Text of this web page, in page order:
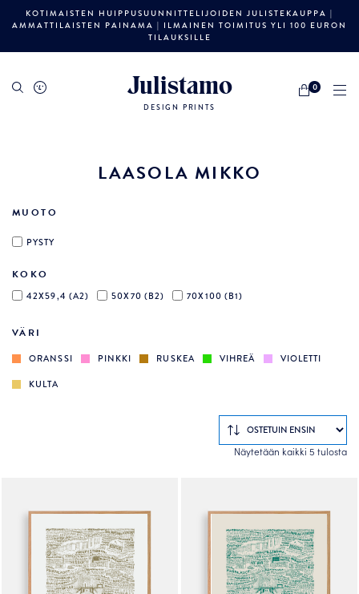
KOTIMAISTEN HUIPPUSUUNNITTELIJOIDEN JULISTEKAUPPA |
AMMATTILAISTEN PAINAMA | ILMAINEN TOIMITUS YLI 100 EURON
TILAUKSILLE
Julistamo
DESIGN PRINTS
0
LAASOLA MIKKO
MUOTO
PYSTY
KOKO
42X59,4 (A2) 50X70 (B2) 70X100 (B1)
VÄRI
ORANSSI PINKKI RUSKEA VIHREÄ VIOLETTI
KULTA
Näytetään kaikki 5 tulosta